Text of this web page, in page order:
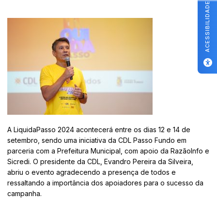
A LiquidaPasso 2024 acontecerá entre os dias 12 e 14 de
setembro, sendo uma iniciativa da CDL Passo Fundo em
parceria com a Prefeitura Municipal, com apoio da RazãoInfo e
Sicredi. O presidente da CDL, Evandro Pereira da Silveira,
abriu o evento agradecendo a presença de todos e
ressaltando a importância dos apoiadores para o sucesso da
campanha.
ACESSIBILIDADE